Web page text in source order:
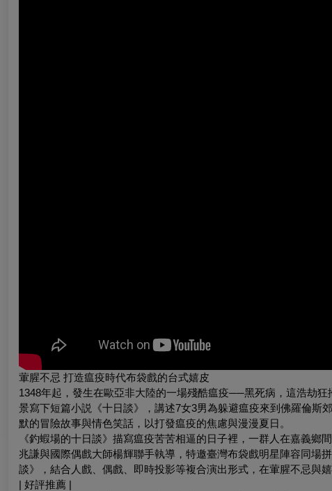
葷腥不忌 打造瘟疫時代布袋戲的台式嬉皮
1348年起，發生在歐亞非大陸的一場殘酷瘟疫──黑死病，這浩劫
景寫下短篇小説《十日談》，講述7女3男為躲避瘟疫來到佛羅倫斯
默的冒險故事與情色笑話，以打發瘟疫的焦慮與漫漫夏日。
《釣蝦場的十日談》描寫瘟疫苦苦相逼的日子裡，一群人在嘉義
兆謙與國際偶戲大師楊輝聯手執導，特邀臺灣布袋戲明星陣容同場
談》，結合人戲、偶戲、即時投影等複合演出形式，在葷腥不忌與
| 好評推薦 |